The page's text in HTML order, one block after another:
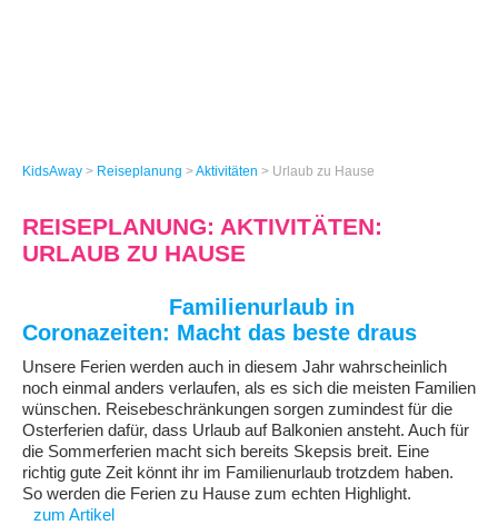
KidsAway > Reiseplanung >Aktivitäten > Urlaub zu Hause
REISEPLANUNG: AKTIVITÄTEN:
URLAUB ZU HAUSE
Familienurlaub in
Coronazeiten: Macht das beste draus
Unsere Ferien werden auch in diesem Jahr wahrscheinlich
noch einmal anders verlaufen, als es sich die meisten Familien
wünschen. Reisebeschränkungen sorgen zumindest für die
Osterferien dafür, dass Urlaub auf Balkonien ansteht. Auch für
die Sommerferien macht sich bereits Skepsis breit. Eine
richtig gute Zeit könnt ihr im Familienurlaub trotzdem haben.
So werden die Ferien zu Hause zum echten Highlight.
zum Artikel